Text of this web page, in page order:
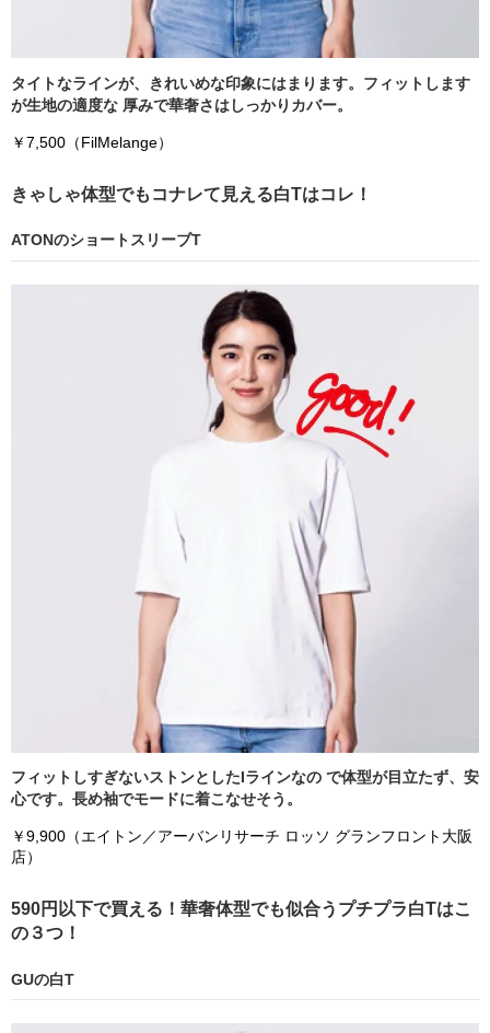
タイトなラインが、きれいめな印象にはまります。フィットします
が生地の適度な 厚みで華奢さはしっかりカバー。
￥7,500（FilMelange）
きゃしゃ体型でもコナレて見える白Tはコレ！
ATONのショートスリーブT
フィットしすぎないストンとしたIラインなの で体型が目立たず、安
心です。長め袖でモードに着こなせそう。
￥9,900（エイトン／アーバンリサーチ ロッソ グランフロント大阪
店）
590円以下で買える！華奢体型でも似合うプチプラ白Tはこ
の３つ！
GUの白T